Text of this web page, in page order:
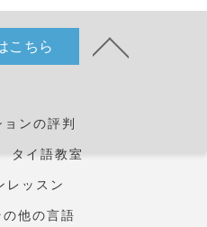
こちら
ンの評判
タイ語教室
レッスン
の他の言語